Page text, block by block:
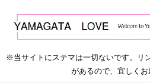
※当サイトにステマは一切ないです。リ
があるので、宜しくお